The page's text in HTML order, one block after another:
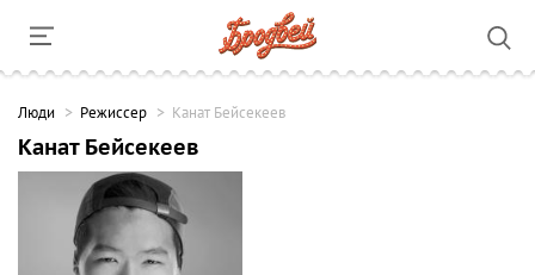
Люди Режиссер Канат Бейсекеев
Канат Бейсекеев